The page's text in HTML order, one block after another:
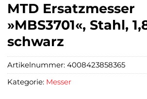
MTD Ersatzmesser
»MBS3701«, Stahl,
schwarz
Artikelnummer: 4008423858365
Kategorie: Messer